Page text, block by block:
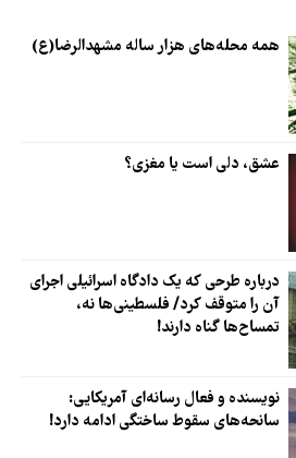
همه محله‌های هزار ساله مشهدالرضا(ع)
عشق، دلی است یا مغزی؟
درباره طرحی که یک دادگاه اسرائیلی اجرای
آن را متوقف کرد/ فلسطینی‌ها نه،
تمساح‌ها گناه دارند!
نویسنده و فعال رسانه‌ای آمریکایی:
سانحه‌های سقوط ساختگی ادامه دارد!